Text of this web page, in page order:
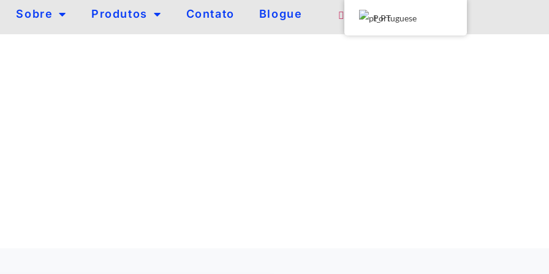
Sobre Produtos Contato Blogue Portuguese